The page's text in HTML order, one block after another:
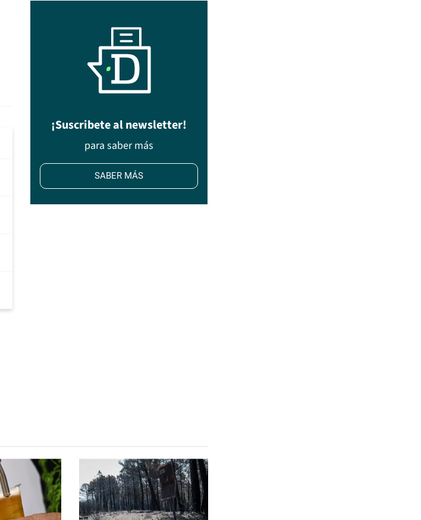
¡Suscribete al newsletter!
para saber más
SABER MÁS